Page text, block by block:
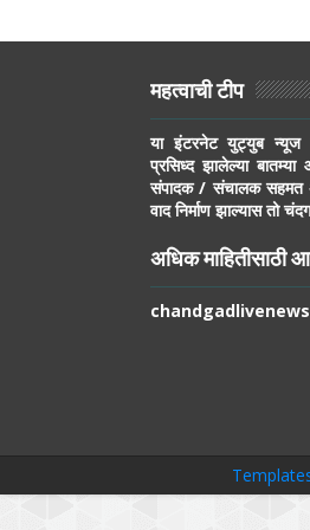
महत्वाची टीप
या इंटरनेट युट्युब न्यूज
प्रसिध्द झालेल्या
संपादक / संचालक सहमत
वाद निर्माण झाल्यास तो
अधिक माहितीसाठी